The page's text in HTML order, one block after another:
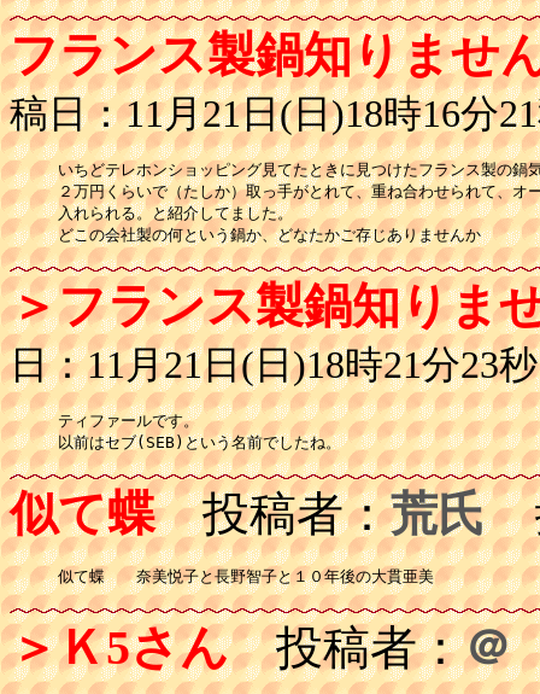
フランス製鍋知りませ
稿日：11月21日(日)18時16分
いちどテレホンショッピング見てたときに見つけたフランス製の鍋
２万円くらいで（たしか）取っ手がとれて、重ね合わせられて、オ
入れられる。と紹介してました。
どこの会社製の何という鍋か、どなたかご存じありませんか
＞フランス製鍋知りま
日：11月21日(日)18時21分23秒
ティファールです。
以前はセブ(SEB)という名前でしたね。
似て蝶投稿者：荒氏
似て蝶　　奈美悦子と長野智子と１０年後の大貫亜美
＞Ｋ5さん投稿者：＠